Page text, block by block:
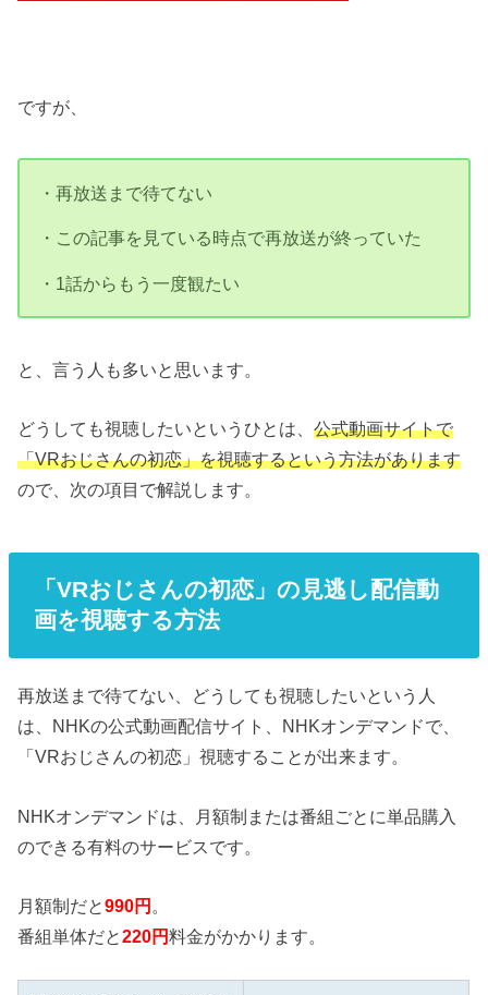
ですが、
・再放送まで待てない
・この記事を見ている時点で再放送が終っていた
・1話からもう一度観たい
と、言う人も多いと思います。
どうしても視聴したいというひとは、公式動画サイトで
「VRおじさんの初恋」を視聴するという方法があります
ので、次の項目で解説します。
「VRおじさんの初恋」の見逃し配信動
画を視聴する方法
再放送まで待てない、どうしても視聴したいという人
は、NHKの公式動画配信サイト、NHKオンデマンドで、
「VRおじさんの初恋」視聴することが出来ます。
NHKオンデマンドは、月額制または番組ごとに単品購入
のできる有料のサービスです。
月額制だと990円 。
番組単体だと220円料金がかかります。